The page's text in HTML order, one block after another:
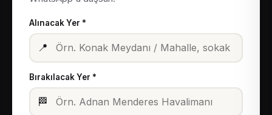
Alınacak Yer *
📍
Bırakılacak Yer *
🏁